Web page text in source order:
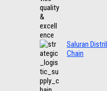
Saluran
Chain